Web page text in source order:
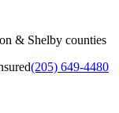
& Shelby counties
(205) 649-4480